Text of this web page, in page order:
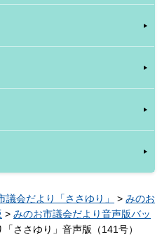
議会だより「ささゆり」 > みのお
> みのお市議会だより音声版バッ
ささゆり」音声版（141号）